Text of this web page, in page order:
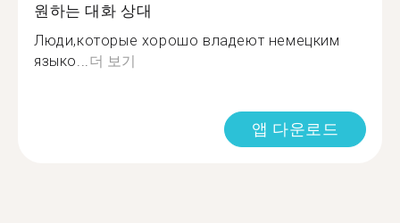
원하는 대화 상대
Люди,которые хорошо владеют немецким
языко...더 보기
앱 다운로드